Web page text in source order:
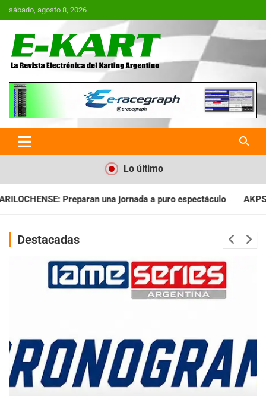
Saltar
al
sábado, agosto 8, 2026
E-Kart.com.ar | La Revista
Electrónica del Karting en
Argentina
Lo último
a puro espectáculo AKPS: Intervino la IGJ y oficializó el
Destacadas